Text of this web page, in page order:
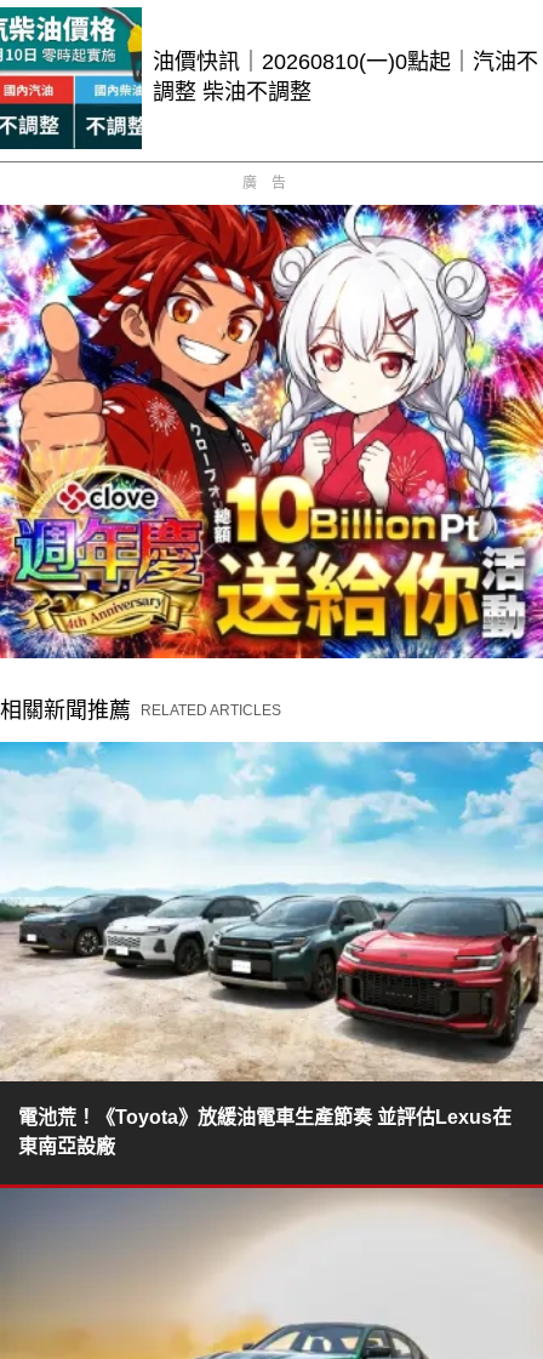
油價快訊｜20260810(一)0點起｜汽油不
調整 柴油不調整
廣告
相關新聞推薦 RELATED ARTICLES
電池荒！《Toyota》放緩油電車生產節奏 並評估Lexus在
東南亞設廠